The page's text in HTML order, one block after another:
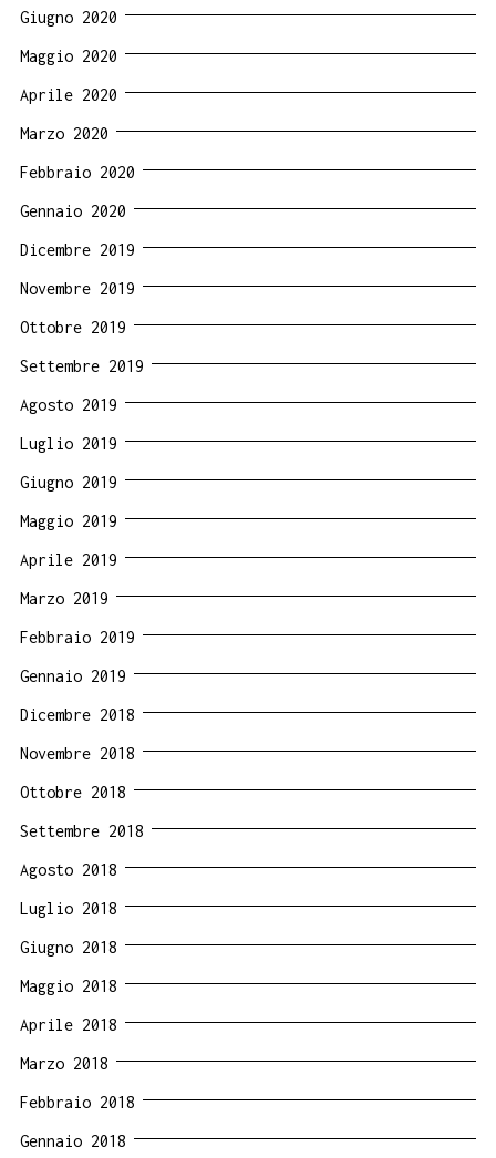
Giugno 2020
Maggio 2020
Aprile 2020
Marzo 2020
Febbraio 2020
Gennaio 2020
Dicembre 2019
Novembre 2019
Ottobre 2019
Settembre 2019
Agosto 2019
Luglio 2019
Giugno 2019
Maggio 2019
Aprile 2019
Marzo 2019
Febbraio 2019
Gennaio 2019
Dicembre 2018
Novembre 2018
Ottobre 2018
Settembre 2018
Agosto 2018
Luglio 2018
Giugno 2018
Maggio 2018
Aprile 2018
Marzo 2018
Febbraio 2018
Gennaio 2018